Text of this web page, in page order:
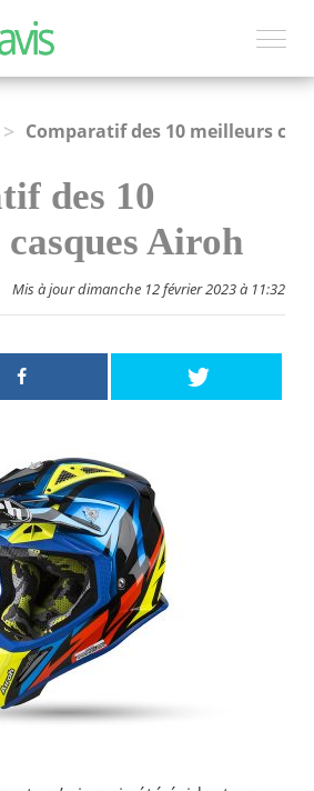
>
des 10
Airoh
Mis à jour dimanche 12 février 2023 à 11:32